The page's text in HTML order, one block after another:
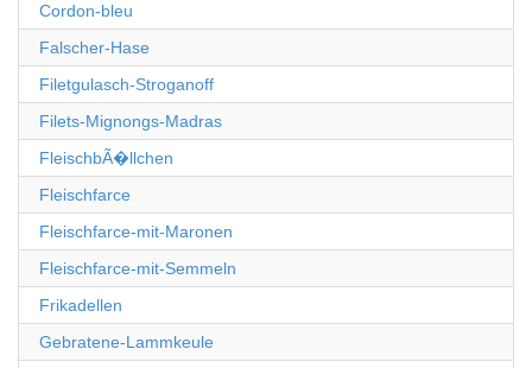
Cordon-bleu
Falscher-Hase
Filetgulasch-Stroganoff
Filets-Mignongs-Madras
FleischbÃ�llchen
Fleischfarce
Fleischfarce-mit-Maronen
Fleischfarce-mit-Semmeln
Frikadellen
Gebratene-Lammkeule